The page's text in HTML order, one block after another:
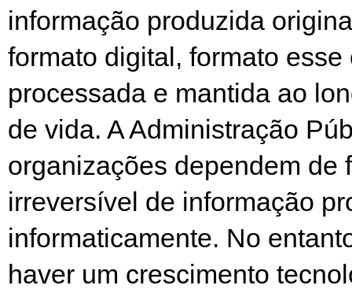
informação produzida
formato digital, formato esse
processada e mantida ao
de vida. A Administração
organizações dependem de
irreversível de informação
informaticamente. No
haver um crescimento